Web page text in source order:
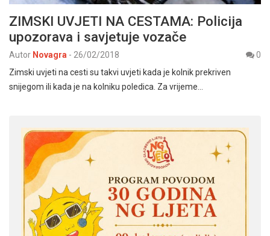
ZIMSKI UVJETI NA CESTAMA: Policija
upozorava i savjetuje vozače
Autor Novagra - 26/02/2018
0
Zimski uvjeti na cesti su takvi uvjeti kada je kolnik prekriven
snijegom ili kada je na kolniku poledica. Za vrijeme…